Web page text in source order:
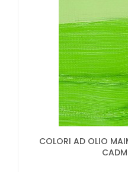
COLORI AD OLIO